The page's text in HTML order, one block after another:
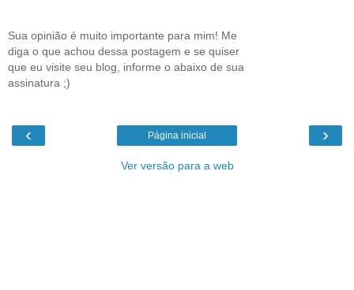
Sua opinião é muito importante para mim! Me
diga o que achou dessa postagem e se quiser
que eu visite seu blog, informe o abaixo de sua
assinatura ;)
‹ ›
Página inicial
Ver versão para a web